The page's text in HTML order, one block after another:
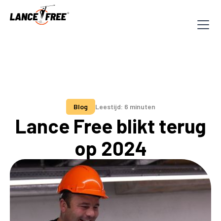
Blog Leestijd: 6 minuten
Lance Free blikt terug
op 2024